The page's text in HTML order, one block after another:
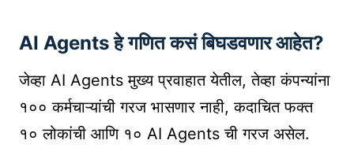
AI Agents हे गणित कसं बिघडवणार आहेत?
जेव्हा AI Agents मुख्य प्रवाहात येतील, तेव्हा कंपन्यांना
१०० कर्मचाऱ्यांची गरज भासणार नाही, कदाचित फक्त
१० लोकांची आणि १० AI Agents ची गरज असेल.